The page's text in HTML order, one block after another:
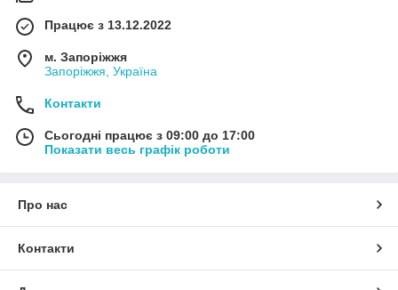
Працює з 13.12.2022
м. Запоріжжя
Запоріжжя, Україна
Контакти
Сьогодні працює з 09:00 до 17:00
Показати весь графік роботи
Про нас
Контакти